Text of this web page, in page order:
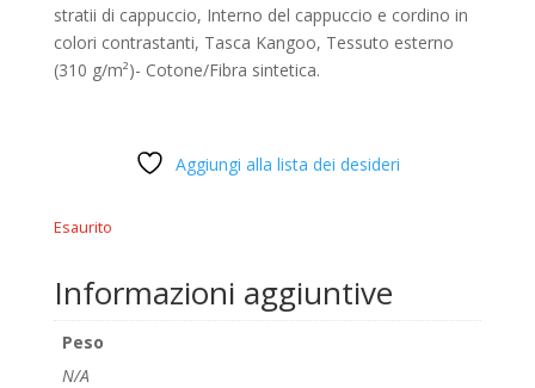
stratii di cappuccio, Interno del cappuccio e cordino in
colori contrastanti, Tasca Kangoo, Tessuto esterno
(310 g/m²)- Cotone/Fibra sintetica.
Aggiungi alla lista dei desideri
Esaurito
Informazioni aggiuntive
Peso
N/A